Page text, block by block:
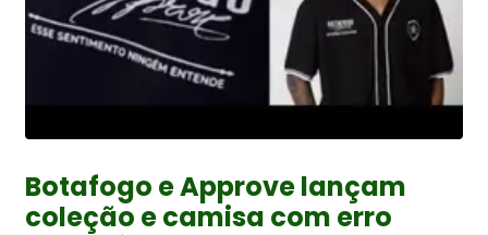
Botafogo e Approve lançam
coleção e camisa com erro